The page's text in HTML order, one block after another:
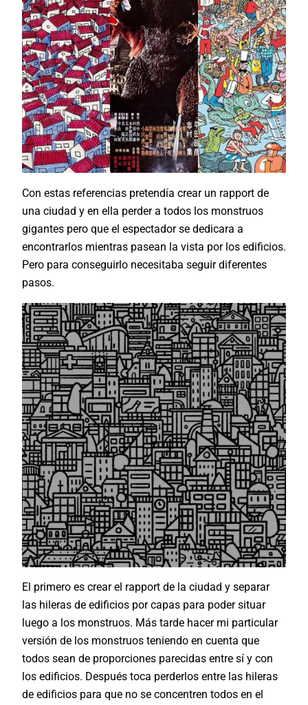
Con estas referencias pretendía crear un rapport de
una ciudad y en ella perder a todos los monstruos
gigantes pero que el espectador se dedicara a
encontrarlos mientras pasean la vista por los edificios.
Pero para conseguirlo necesitaba seguir diferentes
pasos.
El primero es crear el rapport de la ciudad y separar
las hileras de edificios por capas para poder situar
luego a los monstruos. Más tarde hacer mi particular
versión de los monstruos teniendo en cuenta que
todos sean de proporciones parecidas entre sí y con
los edificios. Después toca perderlos entre las hileras
de edificios para que no se concentren todos en el